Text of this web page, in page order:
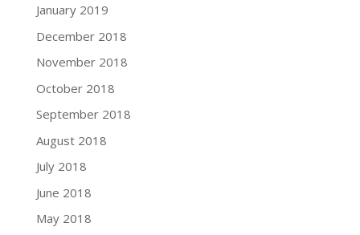
January 2019
December 2018
November 2018
October 2018
September 2018
August 2018
July 2018
June 2018
May 2018